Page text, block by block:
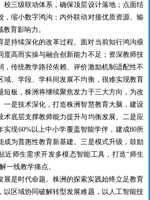
校三级联动体系，确保顶层设计落地；点面结
，缩小数字鸿沟；内外联动对接优质资源、输
育影响力。
是持续深化的改革过程。面对当前知行鸿沟亟
度高而实操与融合创新能力不足；资深教师技
，传统教学路径依赖、评价激励机制适配性不
域、学段、学科间发展不均衡，很难实现教育
短板，株洲将继续聚焦发力于三大方向，为改
一是技术深化，打造株洲智慧教育大脑，建设
术底层支撑教师能力提升与均衡发展。二是应
实现60%以上中小学覆盖智能学伴，建成80所
成为普惠性教育新基建。三是模式升级，鼓励
近师生需求开发多模态智能工具，打造“师生
一线教学痛点。
展是时代命题。株洲的探索实践始终立足教育
以区域协同破解转型发展难题，以人工智能技